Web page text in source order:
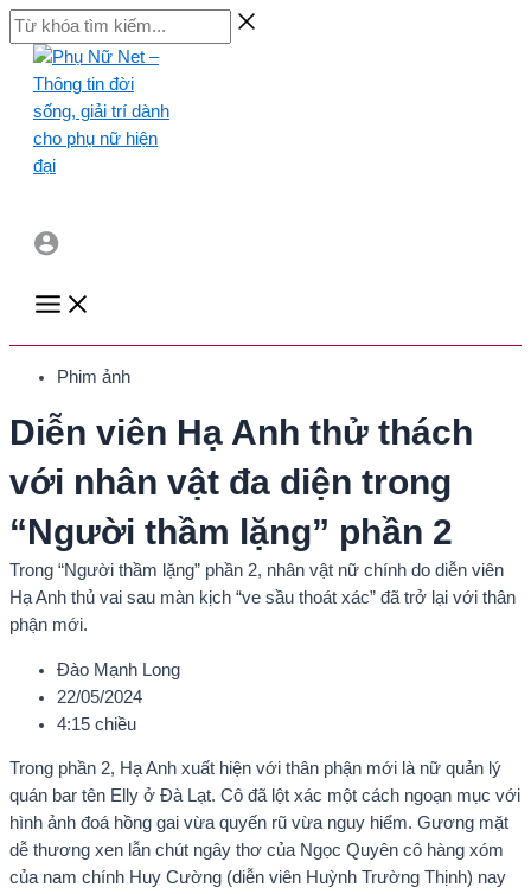
Skip
to
content
Từ
khóa
kiếm...
Main
Menu
Phim ảnh
Diễn viên Hạ Anh thử thách
với nhân vật đa diện trong
“Người thầm lặng” phần 2
Trong “Người thầm lặng” phần 2, nhân vật nữ chính do diễn viên
Hạ Anh thủ vai sau màn kịch “ve sầu thoát xác” đã trở lại với thân
phận mới.
Đào Mạnh Long
22/05/2024
4:15 chiều
Trong phần 2, Hạ Anh xuất hiện với thân phận mới là nữ quản lý
quán bar tên Elly ở Đà Lạt. Cô đã lột xác một cách ngoạn mục với
hình ảnh đoá hồng gai vừa quyến rũ vừa nguy hiểm. Gương mặt
dễ thương xen lẫn chút ngây thơ của Ngọc Quyên cô hàng xóm
của nam chính Huy Cường (diễn viên Huỳnh Trường Thịnh) nay